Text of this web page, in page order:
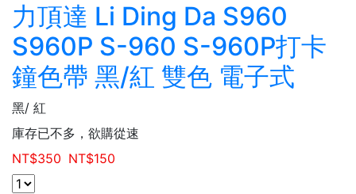
力頂達 Li Ding Da S960
S960P S-960 S-960P打卡
鐘色帶 黑/紅 雙色 電子式
黑/ 紅
庫存已不多，欲購從速
NT$350 NT$150